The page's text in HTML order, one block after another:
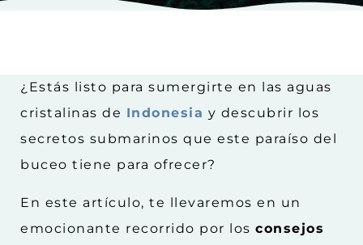
¿Estás listo para sumergirte en las aguas
cristalinas de Indonesia y descubrir los
secretos submarinos que este paraíso del
buceo tiene para ofrecer?
En este artículo, te llevaremos en un
emocionante recorrido por los consejos